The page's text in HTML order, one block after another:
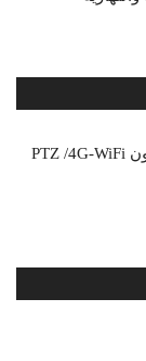
PTZ /4G-WiFi الكاميرا ألذكية التي تعمل بالطاقة الشمسية بدون